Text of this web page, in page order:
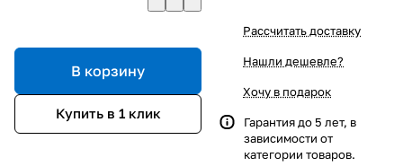
В корзину
Купить в 1 клик
Рассчитать доставку
Нашли дешевле?
Хочу в подарок
Гарантия до 5 лет, в
зависимости от
категории товаров.